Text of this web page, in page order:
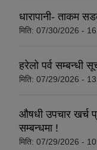
धारापानी- ताकम
मिति: 07/30/2026 -
हरेलो पर्व सम्बन्धी
मिति: 07/29/2026 -
औषधी उपचार खर्च
सम्बन्धमा !
मिति: 07/29/2026 -